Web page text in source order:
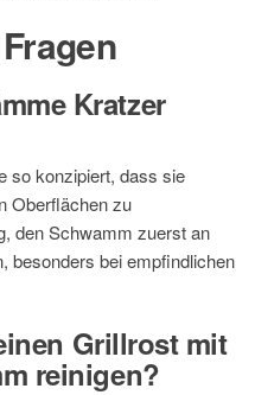
Kratzer
so konzipiert, dass sie
Oberflächen zu
den Schwamm zuerst an
besonders bei empfindlichen
Grillrost mit
reinigen?